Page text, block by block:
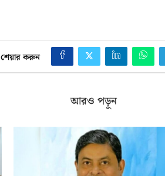
শেয়ার করুন
আরও পড়ুন